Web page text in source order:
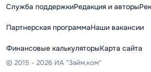
Служба поддержкиРедакция и авторы
Партнерская программаНаши вакансии
Финансовые калькуляторыКарта сайта
© 2015 - 2026 ИА "Займ.ком"